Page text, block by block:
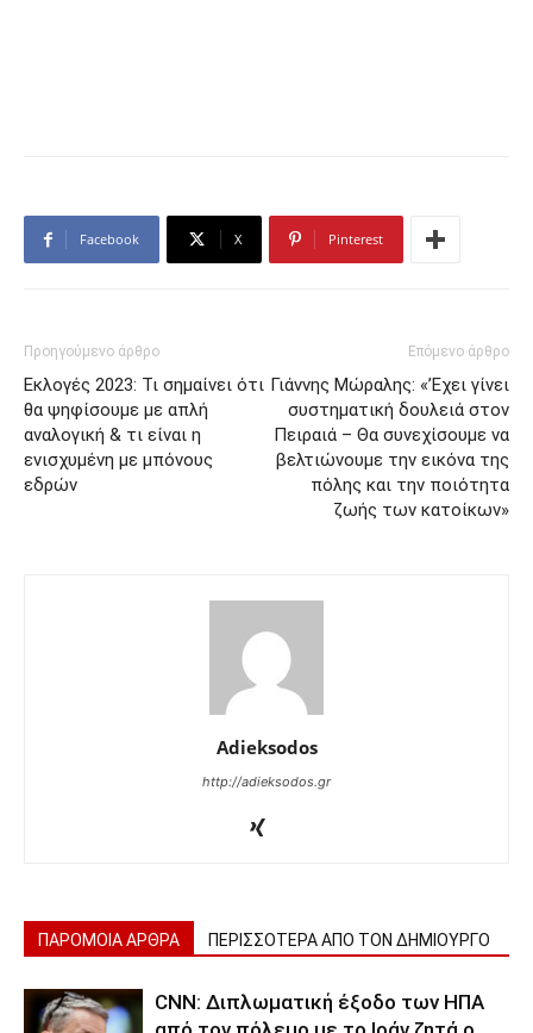
Facebook X Pinterest
Προηγούμενο άρθρο
Εκλογές 2023: Τι σημαίνει ότι
θα ψηφίσουμε με απλή
αναλογική & τι είναι η
ενισχυμένη με μπόνους
εδρών
Επόμενο άρθρο
Γιάννης Μώραλης: «’Εχει γίνει
συστηματική δουλειά στον
Πειραιά – Θα συνεχίσουμε να
βελτιώνουμε την εικόνα της
πόλης και την ποιότητα
ζωής των κατοίκων»
Adieksodos
http://adieksodos.gr
ΠΑΡΟΜΟΙΑ ΑΡΘΡΑ ΠΕΡΙΣΣΟΤΕΡΑ ΑΠΟ ΤΟΝ ΔΗΜΙΟΥΡΓΟ
CNN: Διπλωματική έξοδο των ΗΠΑ